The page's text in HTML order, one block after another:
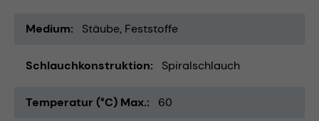
Medium Stäube Feststoffe
Schlauchkonstruktion Spiralschlauch
Temperatur (°C) Max. 60